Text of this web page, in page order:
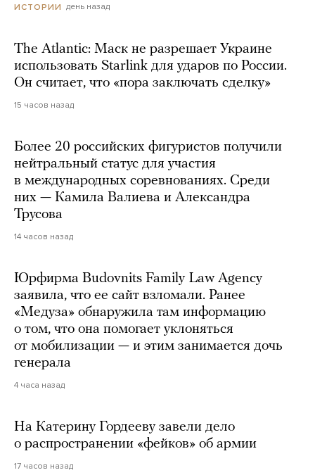
ИСТОРИИ день назад
The Atlantic: Маск не разрешает Украине
использовать Starlink для ударов по России.
Он считает, что «пора заключать сделку»
15 часов назад
Более 20 российских фигуристов получили
нейтральный статус для участия
в международных соревнованиях. Среди
них — Камила Валиева и Александра
Трусова
14 часов назад
Юрфирма Budovnits Family Law Agency
заявила, что ее сайт взломали. Ранее
«Медуза» обнаружила там информацию
о том, что она помогает уклоняться
от мобилизации — и этим занимается дочь
генерала
4 часа назад
На Катерину Гордееву завели дело
о распространении «фейков» об армии
17 часов назад